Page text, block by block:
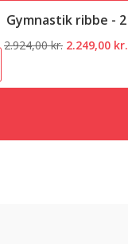
Gymnastik ribbe - 2
2.924,00kr. Den
2.249,00 kr.